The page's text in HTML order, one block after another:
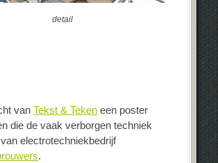
detail
vanTekst & Teken een poster
die de vaak verborgen techniek
electrotechniekbedrijf
.